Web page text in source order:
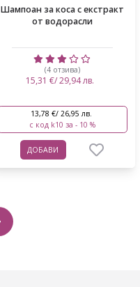
Шампоан за коса с екстракт
от водорасли
(4 отзива)
15,31 €/ 29,94 лв.
13,78 €/ 26,95 лв.
с код k10 за - 10 %
ДОБАВИ